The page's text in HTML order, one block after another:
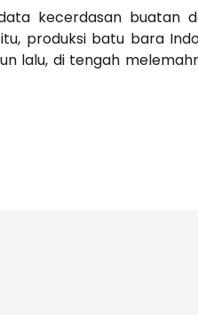
kecerdasan buatan
produksi batu bara
lalu, di tengah